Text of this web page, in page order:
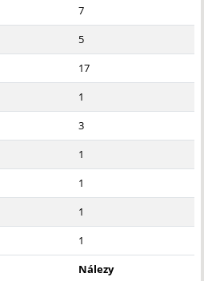
7
5
17
1
3
1
1
1
1
Nálezy